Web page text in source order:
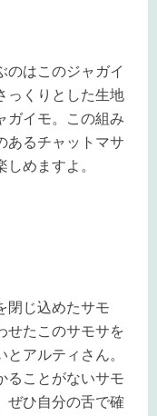
のはこのジャガイ
っくりとした生地
ガイモ。この組み
あるチャットマサ
めますよ。
閉じ込めたサモ
せたこのサモサを
アルティさん。
ることがないサモ
ぜひ自分の舌で確